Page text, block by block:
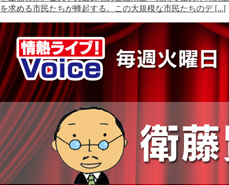
を求める市民たちが蜂起する。この大規模な市民たちのデ […]